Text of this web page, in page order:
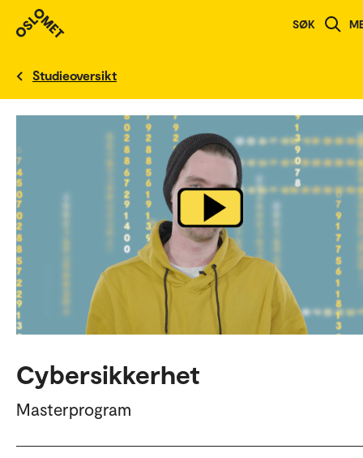
SØK
English version
Studieoversikt
Cybersikkerhet
Masterprogram